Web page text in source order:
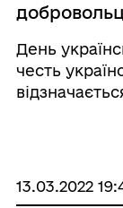
День
честь
формування
13.03.2022